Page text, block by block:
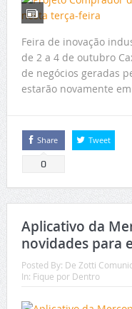
Feira de inovação
de 2 a 4 de outubro
de negócios geradas
estarão novamente em
Share
0
Tweet
Aplicativo da
novidades para
Posted By: De Zotti
In: Fique por Dentro